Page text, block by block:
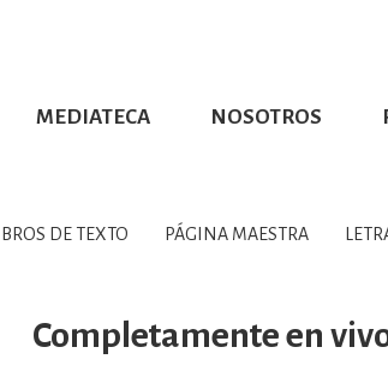
MEDIATECA NOSOTROS
LITERATURA
GEOGRAFÍA,
DE TEXTO PÁGINA MAESTRA
Completamente en